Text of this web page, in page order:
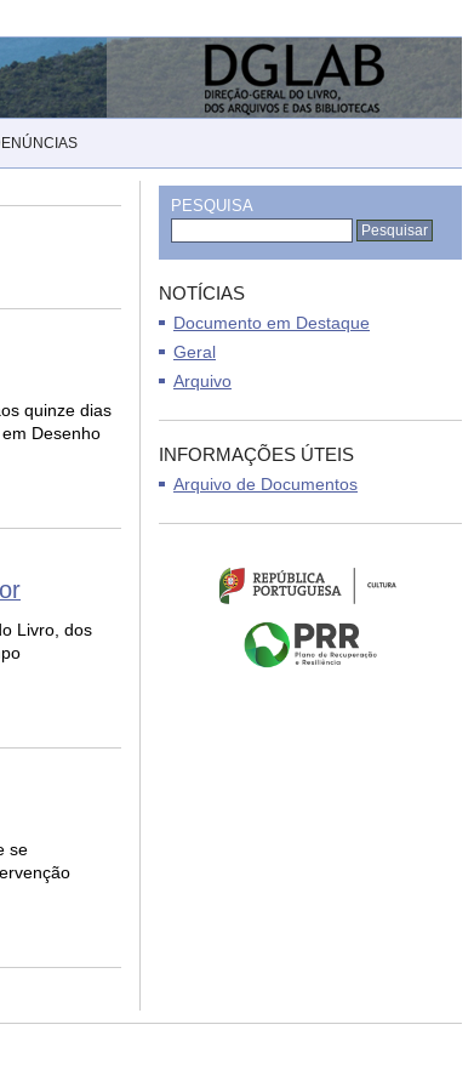
quinze dias
Desenho
Livro, dos
se
PESQUISA
NOTÍCIAS
Documento em Destaque
Geral
Arquivo
INFORMAÇÕES ÚTEIS
Arquivo de Documentos